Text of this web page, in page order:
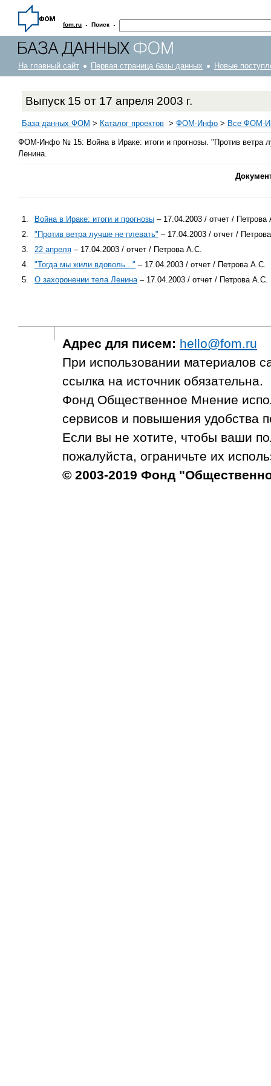
fom.ru · Поиск ·
На главный сайт Первая страница базы данных Новые
Выпуск 15 от 17 апреля 2003 г.
База данных ФОМ > Каталог проектов > ФOM-Инфо > Все ФОМ-
ФОМ-Инфо № 15: Война в Ираке: итоги и прогнозы. "Против ветра
Ленина.
1. Война в Ираке: итоги и прогнозы – 17.04.2003 / отчет /
2.
"Против ветра лучше не плевать" – 17.04.2003 / отчет /
3.
22 апреля – 17.04.2003 / отчет / Петрова А.С.
4.
"Тогда мы жили вдоволь..." – 17.04.2003 / отчет / Петрова А.С.
5.
О захоронении тела Ленина – 17.04.2003 / отчет / Петрова А.С.
Адрес для писем: hello@fom.ru
При использовании материалов
ссылка на источник обязательна.
Фонд Общественное Мнение
сервисов и повышения удобства
Если вы не хотите, чтобы ваши
пожалуйста, ограничьте их
© 2003-2019 Фонд